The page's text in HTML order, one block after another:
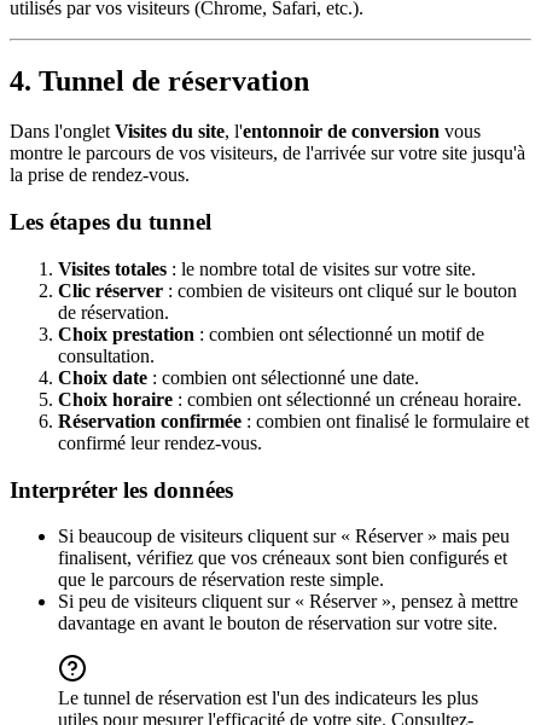
utilisés par vos visiteurs (Chrome, Safari, etc.).
4. Tunnel de réservation
Dans l'ongletVisites du site, l'entonnoir de conversion vous
montre le parcours de vos visiteurs, de l'arrivée sur votre site jusqu'à
la prise de rendez-vous.
Les étapes du tunnel
Visites totales : le nombre total de visites sur votre site.
Clic réserver : combien de visiteurs ont cliqué sur le bouton
de réservation.
Choix prestation : combien ont sélectionné un motif de
consultation.
Choix date : combien ont sélectionné une date.
Choix horaire : combien ont sélectionné un créneau horaire.
Réservation confirmée : combien ont finalisé le formulaire et
confirmé leur rendez-vous.
Interpréter les données
Si beaucoup de visiteurs cliquent sur « Réserver » mais peu
finalisent, vérifiez que vos créneaux sont bien configurés et
que le parcours de réservation reste simple.
Si peu de visiteurs cliquent sur « Réserver », pensez à mettre
davantage en avant le bouton de réservation sur votre site.
Le tunnel de réservation est l'un des indicateurs les plus
utiles pour mesurer l'efficacité de votre site. Consultez-